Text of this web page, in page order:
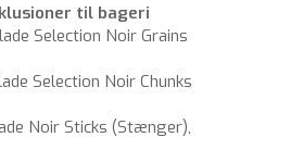
til bageri
Selection Noir Grains
Selection Noir Chunks
Noir Sticks (Stænger),